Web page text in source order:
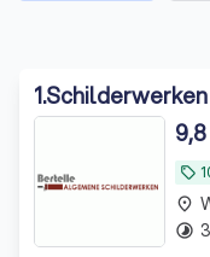
1.
local_offer
9,8
place
timelapse